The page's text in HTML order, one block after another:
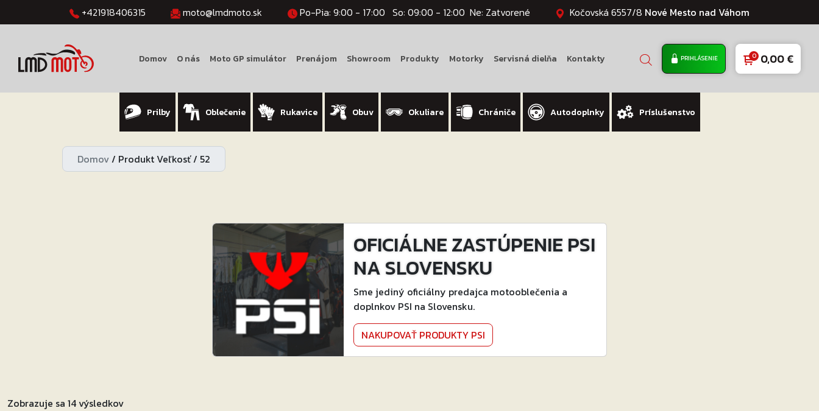
+421918406315 moto@lmdmoto.sk Po-Pia: 9:00 - 17:00 So: 09:00 - 12:00 Ne: Zatvorené Kočovská 6557/8 Nové Mesto nad Váhom
Domov O nás Moto GP simulátor Prenájom Showroom Produkty Motorky Servisná dielňa Kontakty PRIHLÁSENIE 0,00€
Prilby Oblečenie Rukavice Obuv Okuliare Chrániče Autodoplnky Príslušenstvo
Domov/ Produkt Veľkosť/ 52
OFICIÁLNE ZASTÚPENIE PSI
NA SLOVENSKU
Sme jediný oficiálny predajca motooblečenia a
doplnkov PSI na Slovensku.
NAKUPOVAŤ PRODUKTY PSI
Zobrazuje sa 14 výsledkov